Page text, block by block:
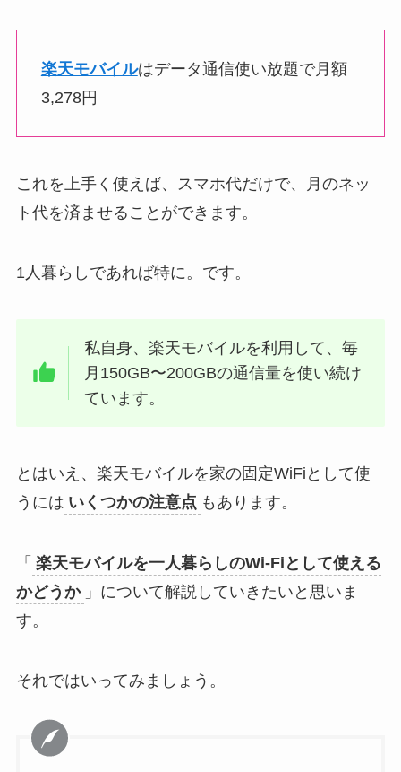
楽天モバイルはデータ通信使い放題で月額
3,278円
これを上手く使えば、スマホ代だけで、月のネッ
ト代を済ませることができます。
1人暮らしであれば特に。です。
私自身、楽天モバイルを利用して、毎
月150GB〜200GBの通信量を使い続け
ています。
とはいえ、楽天モバイルを家の固定WiFiとして使
うには いくつかの注意点 もあります。
「 楽天モバイルを一人暮らしのWi-Fiとして使える
かどうか 」について解説していきたいと思いま
す。
それではいってみましょう。